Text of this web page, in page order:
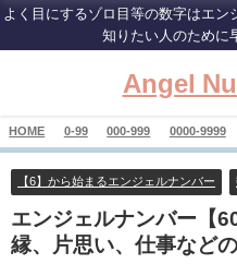
よく目にするゾロ目等の数字はエ
知りたい人のために
Angel
HOME 0-99 000-999 0000-9999
【6】から始まるエンジェルナンバー
エンジェルナンバー【
縁、片思い、仕事などの